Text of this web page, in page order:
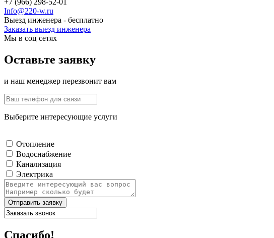
Info@220-w.ru
Выезд инженера - бесплатно
Заказать выезд инженера
Мы в соц сетях
Оставьте заявку
и наш менеджер перезвонит вам
Выберите интересующие услуги
Отопление
Водоснабжение
Канализация
Электрика
Отправить заявку
Спасибо!